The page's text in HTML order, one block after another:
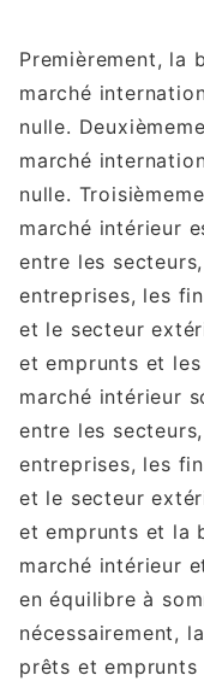
Premièrement, la
marché
nulle.
marché
nulle.
marché intérieur
entre les
entreprises, les
et le secteur
et emprunts et
marché intérieur
entre les
entreprises, les
et le secteur
et emprunts et la
marché intérieur
en équilibre à
nécessairement,
prêts et